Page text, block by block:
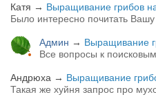
Катя → Выращивание грибов
Было интересно почитать
Админ → Выращивание
Все вопросы к
Андрюха → Выращивание
Такая же хуйня запрос про